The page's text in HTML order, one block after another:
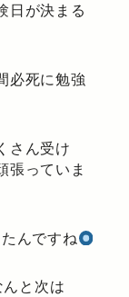
日が決まる
必死に勉強
さん受け
張っていま
んですね
と次は